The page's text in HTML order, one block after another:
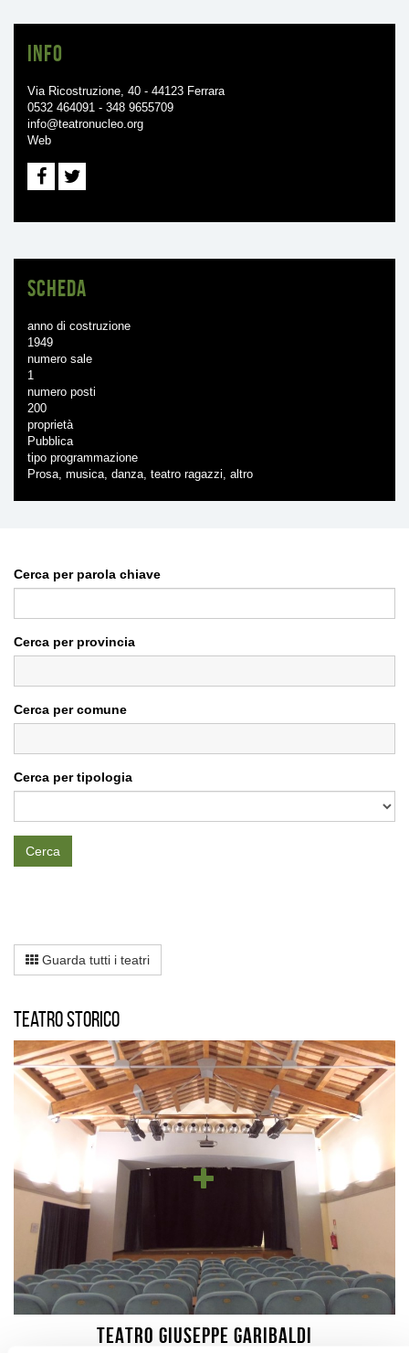
Info
Via Ricostruzione, 40 - 44123 Ferrara
0532 464091 - 348 9655709
info@teatronucleo.org
Web
Scheda
anno di costruzione
1949
numero sale
1
numero posti
200
proprietà
Pubblica
tipo programmazione
Prosa, musica, danza, teatro ragazzi, altro
Cerca per parola chiave
Cerca per provincia
Cerca per comune
Cerca per tipologia
Cerca
Guarda tutti i teatri
Teatro storico
TEATRO GIUSEPPE GARIBALDI